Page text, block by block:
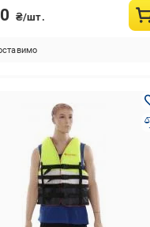
₴/шт.